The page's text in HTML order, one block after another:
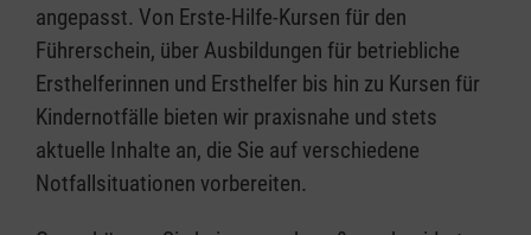
angepasst. Von Erste-Hilfe-Kursen für den
Führerschein, über Ausbildungen für betriebliche
Ersthelferinnen und Ersthelfer bis hin zu Kursen für
Kindernotfälle bieten wir praxisnahe und stets
aktuelle Inhalte an, die Sie auf verschiedene
Notfallsituationen vorbereiten.